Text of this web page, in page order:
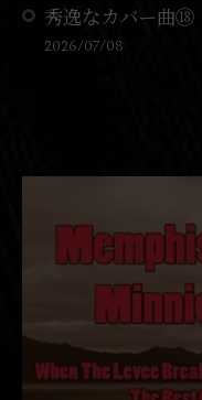
秀逸なカバー曲⑱
2026/07/08